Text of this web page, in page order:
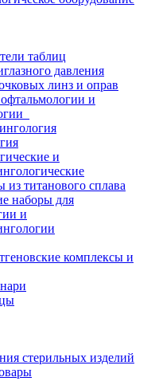
таблиц
давления
линз и оправ
и
и
из титанового сплава
наборы для
и
комплексы и
стерильных изделий